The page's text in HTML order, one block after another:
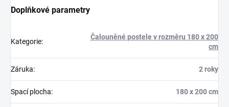
Doplňkové parametry
Kategorie:
Čalouněné postele v rozměru 180 x 200
cm
Záruka: 2 roky
Spací plocha: 180 x 200 cm